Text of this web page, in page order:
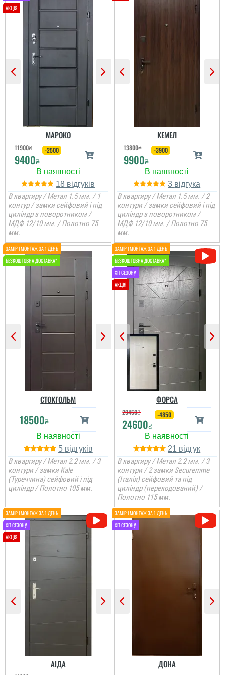
чекати не потрібно було
непогані.
Олег
Сподобався конструктив
та наповненням. Тут ж
терморозрив. Хлопці
...
Іван
Класний дизайн,надійне
дерев'яне покриття,
хороші замки і метал,
гарно утеплені, дякую за
допомогу у виборі
дверей, все дуже
надійно....
Ростік
В магазині дуже великий
вибір і дуже
недорогі, але біль менш,
то в принципі двері и
МАРОКО
11900₴
9400₴
-2500
18
В квартиру / Метал 1.5 мм. / 1
контур / замки сейфовий і під
циліндр з поворотником /
МДФ 12/10 мм. / Полотно 75
мм.
Денис
читати всі відгуки
КЕМЕЛ
13800₴
9900₴
-3900
3
В квартиру / Метал 1.5 мм. / 2
контури / замки сейфовий і під
циліндр з поворотником /
МДФ 12/10 мм. / Полотно 75
мм.
СТОКГОЛЬМ
18500₴
5
В квартиру / Метал 2.2 мм. / 3
контури / замки Kale
(Туреччина) сейфовий і під
циліндр / Полотно 105 мм.
ФОРСА
29450₴
24600₴
-4850
21
В квартиру / Метал 2.2 мм. / 3
контури / 2 замки Securemme
(Італія) сейфовий та під
циліндр (перекодований) /
Полотно 115 мм.
АІДА ДОНА